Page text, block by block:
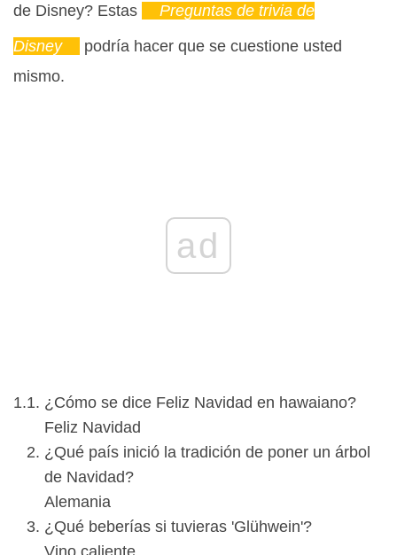
de Disney? Estas
Preguntas de trivia de
Disney
podría hacer que se cuestione usted
mismo.
ad
¿Cómo se dice Feliz Navidad en hawaiano?
Feliz Navidad
¿Qué país inició la tradición de poner un árbol
de Navidad?
Alemania
¿Qué beberías si tuvieras 'Glühwein'?
Vino caliente